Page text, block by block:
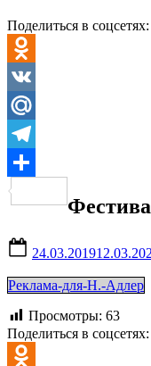
Поделиться в соцсетях:
Odnoklassniki
VK
Mail.Ru
Telegram
on
24.03.2019
Реклама-для-Н.-Адлер
Просмотры: 63
Поделиться в соцсетях: